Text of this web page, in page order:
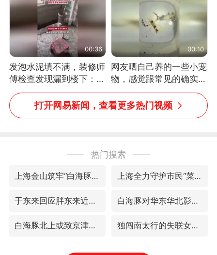
00:36
发泡水泥填不满，装修师
傅检查发现漏到楼下：出
风口未延伸到外墙
00:10
网友晒自己养的一些小宠
物，感觉跟常见的确实有
些不一样
打开网易新闻，查看更多热门视频
热门搜索
上海金山筑牢“白海豚”防汛屏障 上海全力守护市民“菜篮子”
于东来回应胖东来近25年老店年底关闭 白海豚对华东华北影响会大于巴威
白海豚北上或致京津冀暴雨 独闯南太行的失联女生最后轨迹已确认